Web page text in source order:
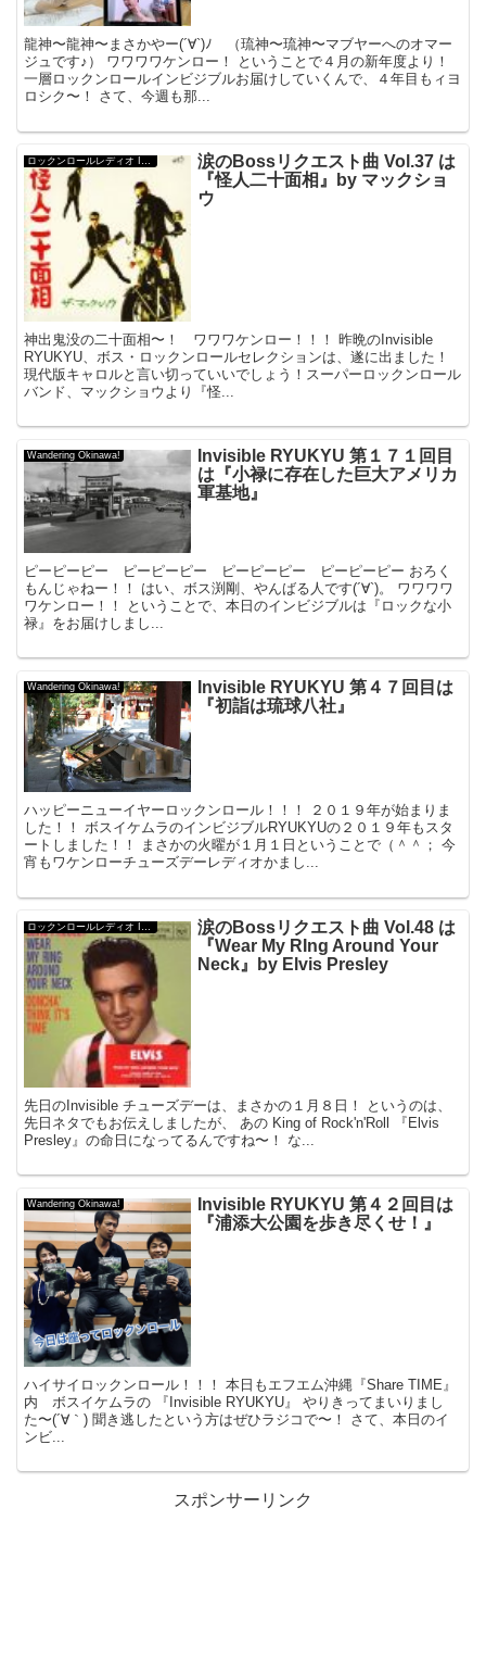
龍神〜龍神〜まさかやー(´∀`)ﾉ （琉神〜琉神〜マブヤーへのオマー
ジュです♪） ワワワワケンロー！ ということで４月の新年度より！
一層ロックンロールインビジブルお届けしていくんで、４年目もィヨ
ロシク〜！ さて、今週も那...
涙のBossリクエスト曲 Vol.37 は
『怪人二十面相』by マックショ
ウ
神出鬼没の二十面相〜！ ワワワケンロー！！！ 昨晩のInvisible
RYUKYU、ボス・ロックンロールセレクションは、遂に出ました！
現代版キャロルと言い切っていいでしょう！スーパーロックンロール
バンド、マックショウより『怪...
Wandering Okinawa!
Invisible RYUKYU 第１７１回目
は『小禄に存在した巨大アメリカ
軍基地』
ピーピーピー ピーピーピー ピーピーピー ピーピーピー おろく
もんじゃねー！！ はい、ボス渕剛、やんばる人です(´∀`)。 ワワワワ
ワケンロー！！ ということで、本日のインビジブルは『ロックな小
禄』をお届けしまし...
Wandering Okinawa!
Invisible RYUKYU 第４７回目は
『初詣は琉球八社』
ハッピーニューイヤーロックンロール！！！ ２０１９年が始まりま
した！！ ボスイケムラのインビジブルRYUKYUの２０１９年もスタ
ートしました！！ まさかの火曜が１月１日ということで（＾＾； 今
宵もワケンローチューズデーレディオかまし...
涙のBossリクエスト曲 Vol.48 は
『Wear My RIng Around Your
Neck』by Elvis Presley
先日のInvisible チューズデーは、まさかの１月８日！ というのは、
先日ネタでもお伝えしましたが、 あの King of Rock'n'Roll 『Elvis
Presley』の命日になってるんですね〜！ な...
Wandering Okinawa!
Invisible RYUKYU 第４２回目は
『浦添大公園を歩き尽くせ！』
ハイサイロックンロール！！！ 本日もエフエム沖縄『Share TIME』
内 ボスイケムラの 『Invisible RYUKYU』 やりきってまいりまし
た〜(´∀｀) 聞き逃したという方はぜひラジコで〜！ さて、本日のイ
ンビ...
スポンサーリンク